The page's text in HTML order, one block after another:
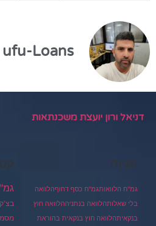
ufu-Loans
דניאל ורון יועצת משכנתאות
תגיות
גמ"ח הלוואותגמ"ח כסף דחוףהלוואה
בלי שאלותהלוואה בנתניההלוואה חוץ
בנקאיתהלוואה חוץ בנקאית בהוראת